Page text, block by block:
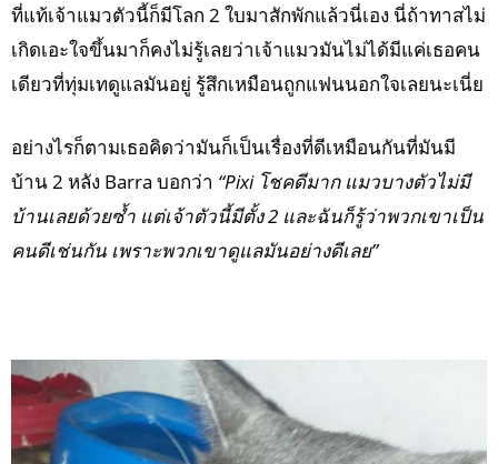
ที่แท้เจ้าแมวตัวนี้ก็มีโลก 2 ใบมาสักพักแล้วนี่เอง นี่ถ้าทาสไม่
เกิดเอะใจขึ้นมาก็คงไม่รู้เลยว่าเจ้าแมวมันไม่ได้มีแค่เธอคน
เดียวที่ทุ่มเทดูแลมันอยู่ รู้สึกเหมือนถูกแฟนนอกใจเลยนะเนี่ย
อย่างไรก็ตามเธอคิดว่ามันก็เป็นเรื่องที่ดีเหมือนกันที่มันมี
บ้าน 2 หลัง Barra บอกว่า “Pixi โชคดีมาก แมวบางตัวไม่มี
บ้านเลยด้วยซ้ำ แต่เจ้าตัวนี้มีตั้ง 2 และฉันก็รู้ว่าพวกเขาเป็น
คนดีเช่นกัน เพราะพวกเขาดูแลมันอย่างดีเลย”